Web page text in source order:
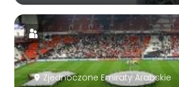
Zjednoczone Emiraty Arabskie